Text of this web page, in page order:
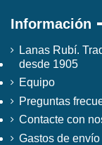
Información
Lanas Rubí.
desde 1905
Equipo
Preguntas
Contacte con
Gastos de envío